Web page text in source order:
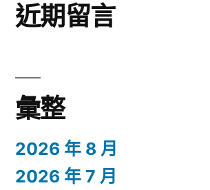
近期留言
彙整
2026 年 8 月
2026 年 7 月